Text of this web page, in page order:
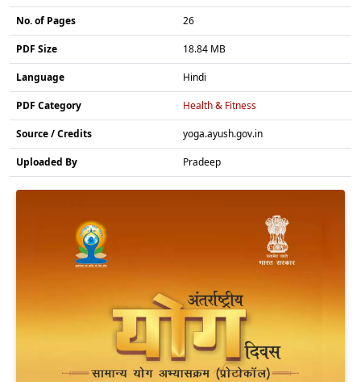
No. of Pages 26
PDF Size 18.84 MB
Language Hindi
PDF Category Health & Fitness
Source / Credits yoga.ayush.gov.in
Uploaded By Pradeep